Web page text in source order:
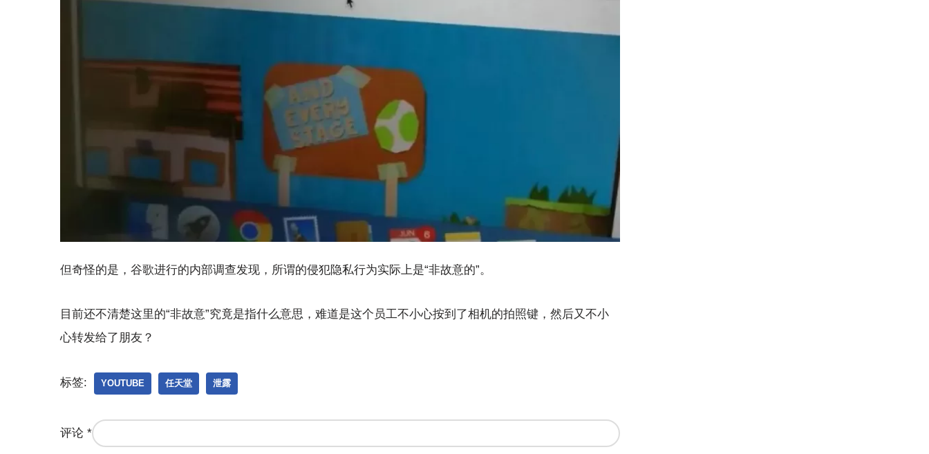
但奇怪的是，谷歌进行的内部调查发现，所谓的侵犯隐私行为实际上是“非故意的”。
目前还不清楚这里的“非故意”究竟是指什么意思，难道是这个员工不小心按到了相机的拍照键，然后又不小
心转发给了朋友？
标签: YOUTUBE 任天堂 泄露
评论 *